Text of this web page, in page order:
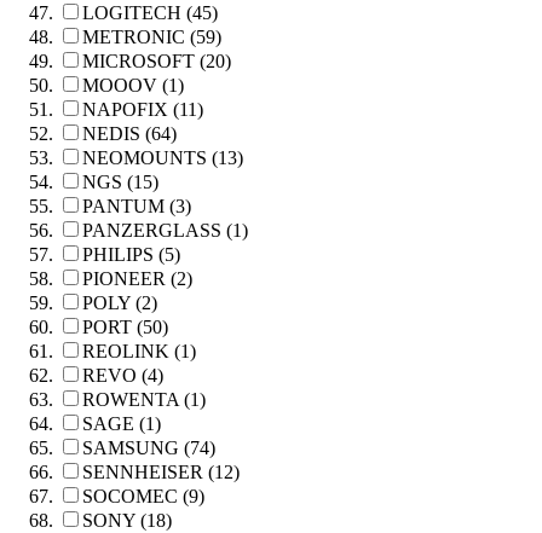
LOGITECH (45)
METRONIC (59)
MICROSOFT (20)
MOOOV (1)
NAPOFIX (11)
NEDIS (64)
NEOMOUNTS (13)
NGS (15)
PANTUM (3)
PANZERGLASS (1)
PHILIPS (5)
PIONEER (2)
POLY (2)
PORT (50)
REOLINK (1)
REVO (4)
ROWENTA (1)
SAGE (1)
SAMSUNG (74)
SENNHEISER (12)
SOCOMEC (9)
SONY (18)